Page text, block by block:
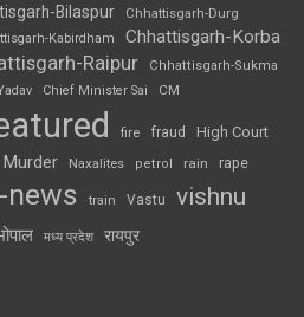
Bilaspur Chhattisgarh-Durg
Kabirdham Chhattisgarh-Korba
Raipur
Chhattisgarh-Sukma
Chief Minister Sai CM
fire fraud High Court
Murder Naxalites petrol rain rape
news train Vastu vishnu
मध्य प्रदेश रायपुर